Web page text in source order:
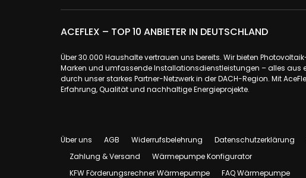
ACEFLEX – TOP 10 ANBIETER IN DEUTSCHLAND
Über 30.000 Haushalte vertrauen uns bereits. Wir bieten
Marken und umfassende Installationsdienstleistungen – alles aus
durch unser starkes Partner-Netzwerk in der DACH-Region. Mit
Erfahrung, Qualität und nachhaltige Energieprojekte.
Über uns AGB Widerrufsbelehrung Datenschutzerklärung
Zahlung & Versand
Wärmepumpe Konfigurator
KFW Förderungsrechner Wärmepumpe
FAQ Wärmepumpe